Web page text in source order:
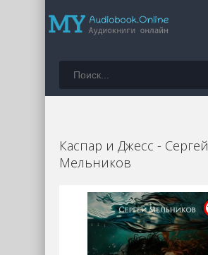
Каспар и Джесс - Сергей
Мельников